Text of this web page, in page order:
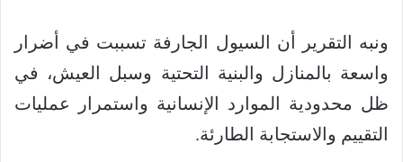
ونبه التقرير أن السيول الجارفة تسببت في أضرار
واسعة بالمنازل والبنية التحتية وسبل العيش، في
ظل محدودية الموارد الإنسانية واستمرار عمليات
التقييم والاستجابة الطارئة.